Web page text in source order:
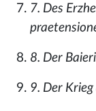
7. Des
8. Der
9. Der Krieg